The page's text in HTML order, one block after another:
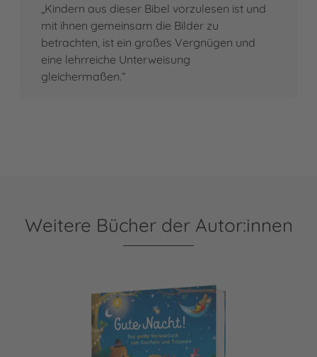
„Kindern aus dieser Bibel vorzulesen ist und
mit ihnen gemeinsam die Bilder zu
betrachten, ist ein großes Vergnügen und
eine lehrreiche Unterweisung
gleichermaßen.“
Weitere Bücher der Autor:innen